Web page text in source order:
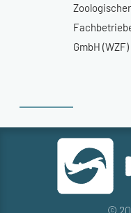
Zoologischer
GmbH (WZF)
©